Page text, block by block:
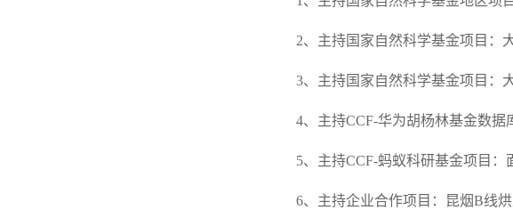
2、主持国家自然科学基金项目：
3、主持国家自然科学基金项目：
4、主持CCF-华为胡杨林基金数
5、主持CCF-蚂蚁科研基金项目
6、主持企业合作项目：昆烟B线